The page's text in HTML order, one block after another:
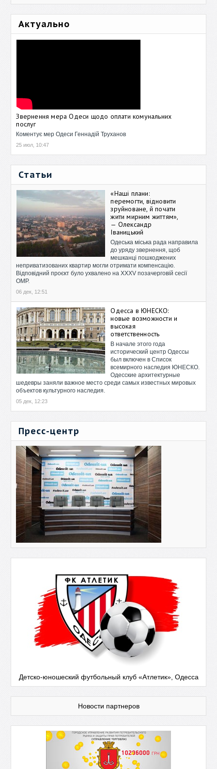
Актуально
Звернення мера Одеси щодо оплати комунальних
послуг
Коментує мер Одеси Геннадій Труханов
25 июл, 10:47
Статьи
«Наші плани:
перемогти, відновити
зруйноване, й почати
жити мирним життям»,
— Олександр
Іваницький
Одеська міська рада направила
до уряду звернення, щоб
мешканці пошкоджених
неприватизованих квартир могли отримати компенсацію.
Відповідний проєкт було ухвалено на XXXV позачерговій сесії
ОМР.
06 дек, 12:51
Одесса в ЮНЕСКО:
новые возможности и
высокая
ответственность
В начале этого года
исторический центр Одессы
был включен в Список
всемирного наследия ЮНЕСКО.
Одесские архитектурные
шедевры заняли важное место среди самых известных мировых
объектов культурного наследия.
05 дек, 12:23
Пресс-центр
Детско-юношеский футбольный клуб «Атлетик», Одесса
Новости партнеров